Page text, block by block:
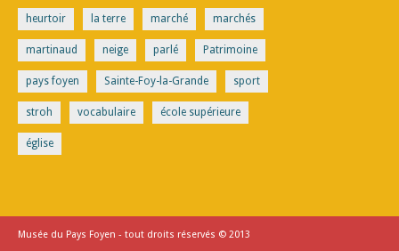
heurtoir la terre marché marchés
martinaud neige parlé Patrimoine
pays foyen Sainte-Foy-la-Grande sport
stroh vocabulaire école supérieure
église
Musée du Pays Foyen - tout droits réservés © 2013